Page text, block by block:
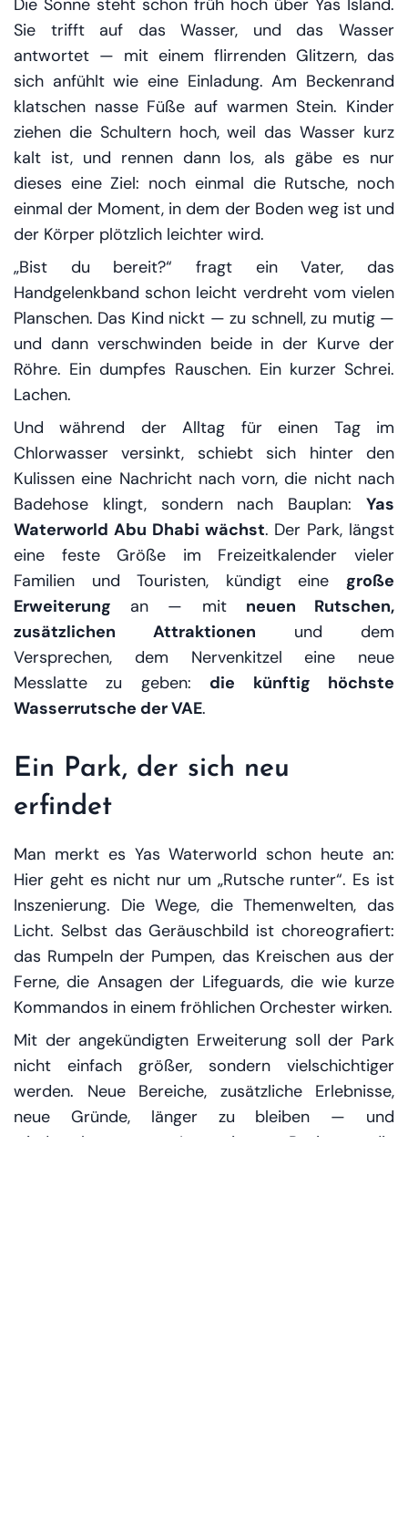
Die Sonne steht schon früh hoch über Yas Island.
Sie trifft auf das Wasser, und das Wasser
antwortet — mit einem flirrenden Glitzern, das
sich anfühlt wie eine Einladung. Am Beckenrand
klatschen nasse Füße auf warmen Stein. Kinder
ziehen die Schultern hoch, weil das Wasser kurz
kalt ist, und rennen dann los, als gäbe es nur
dieses eine Ziel: noch einmal die Rutsche, noch
einmal der Moment, in dem der Boden weg ist und
der Körper plötzlich leichter wird.
„Bist du bereit?“ fragt ein Vater, das
Handgelenkband schon leicht verdreht vom vielen
Planschen. Das Kind nickt — zu schnell, zu mutig —
und dann verschwinden beide in der Kurve der
Röhre. Ein dumpfes Rauschen. Ein kurzer Schrei.
Lachen.
Und während der Alltag für einen Tag im
Chlorwasser versinkt, schiebt sich hinter den
Kulissen eine Nachricht nach vorn, die nicht nach
Badehose klingt, sondern nach Bauplan: Yas
Waterworld Abu Dhabi wächst. Der Park, längst
eine feste Größe im Freizeitkalender vieler
Familien und Touristen, kündigt eine große
Erweiterung an — mit neuen Rutschen,
zusätzlichen Attraktionen und dem
Versprechen, dem Nervenkitzel eine neue
Messlatte zu geben: die künftig höchste
Wasserrutsche der VAE.
Ein Park, der sich neu
erfindet
Man merkt es Yas Waterworld schon heute an:
Hier geht es nicht nur um „Rutsche runter“. Es ist
Inszenierung. Die Wege, die Themenwelten, das
Licht. Selbst das Geräuschbild ist choreografiert:
das Rumpeln der Pumpen, das Kreischen aus der
Ferne, die Ansagen der Lifeguards, die wie kurze
Kommandos in einem fröhlichen Orchester wirken.
Mit der angekündigten Erweiterung soll der Park
nicht einfach größer, sondern vielschichtiger
werden. Neue Bereiche, zusätzliche Erlebnisse,
neue Gründe, länger zu bleiben — und
wiederzukommen. In einer Region, die